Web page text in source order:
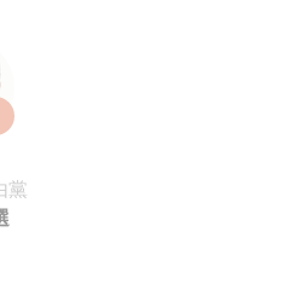
黨